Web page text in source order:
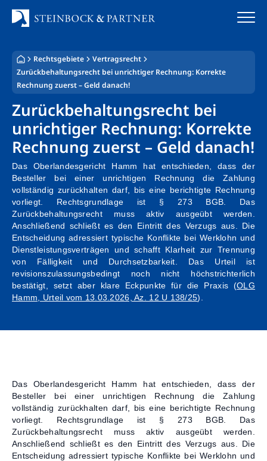
Inhalt
springen
Startseite
Kanzlei
Team
Standorte
Rechtsgebiete
Steuerberatung
Stellenangebote
Kontakt
Rechtsgebiete
Vertragsrecht
Zurückbehaltungsrecht bei unrichtiger Rechnung: Korrekte
Rechnung zuerst – Geld danach!
Zurückbehaltungsrecht bei
unrichtiger Rechnung: Korrekte
Rechnung zuerst – Geld danach!
Das Oberlandesgericht Hamm hat entschieden, dass der
Besteller bei einer unrichtigen Rechnung die Zahlung
vollständig zurückhalten darf, bis eine berichtigte Rechnung
vorliegt. Rechtsgrundlage ist § 273 BGB. Das
Zurückbehaltungsrecht muss aktiv ausgeübt werden.
Anschließend schließt es den Eintritt des Verzugs aus. Die
Entscheidung adressiert typische Konflikte bei Werklohn und
Dienstleistungsverträgen und schafft Klarheit zur Trennung
von Fälligkeit und Durchsetzbarkeit. Das Urteil ist
revisionszulassungsbedingt noch nicht höchstrichterlich
bestätigt, setzt aber klare Eckpunkte für die Praxis (OLG
Hamm, Urteil vom 13.03.2026, Az. 12 U 138/25).
Das Oberlandesgericht Hamm hat entschieden, dass der
Besteller bei einer unrichtigen Rechnung die Zahlung
vollständig zurückhalten darf, bis eine berichtigte Rechnung
vorliegt. Rechtsgrundlage ist § 273 BGB. Das
Zurückbehaltungsrecht muss aktiv ausgeübt werden.
Anschließend schließt es den Eintritt des Verzugs aus. Die
Entscheidung adressiert typische Konflikte bei Werklohn und